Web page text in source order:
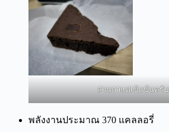
ส่วนกาแฟเข้มข้นครับ
พลังงานประมาณ 370 แคลลอรี่